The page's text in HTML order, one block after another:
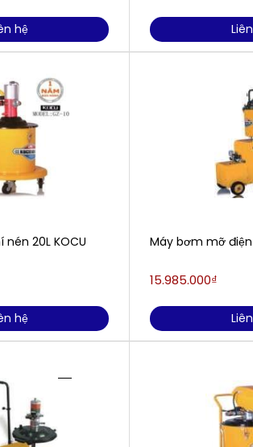
hệ
20L KOCU
hệ
Máy bơm mỡ điện
15.985.000₫